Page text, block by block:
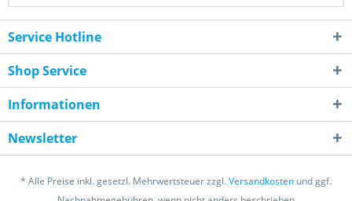
Service Hotline
Shop Service
Informationen
Newsletter
* Alle Preise inkl. gesetzl. Mehrwertsteuer zzgl.Versandkosten und ggf.